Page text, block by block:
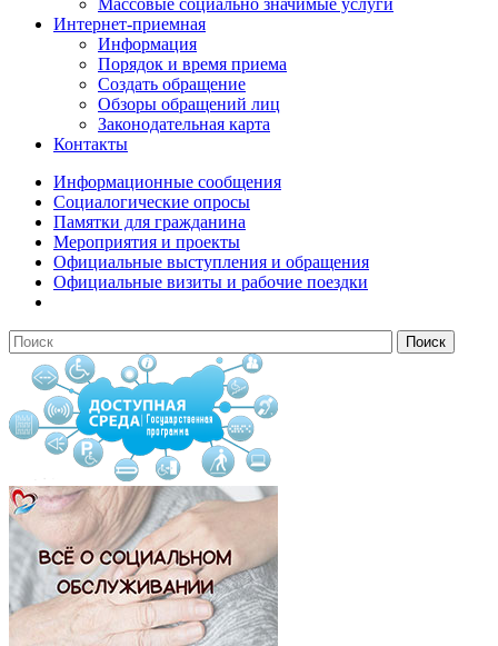
Массовые социально значимые услуги
Интернет-приемная
Информация
Порядок и время приема
Создать обращение
Обзоры обращений лиц
Законодательная карта
Контакты
Информационные сообщения
Социалогические опросы
Памятки для гражданина
Мероприятия и проекты
Официальные выступления и обращения
Официальные визиты и рабочие поездки